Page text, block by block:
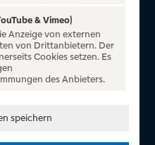
Raiffeisenbanken. Auf
Sie Tickets für
und Shows, die
League und die
& Vimeo)
Anzeige von externen
von Drittanbietern. Der
Cookies setzen. Es
des Anbieters.
speichern